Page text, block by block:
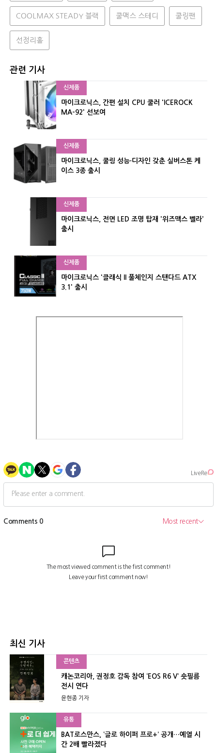
COOLMAX STEADY 블랙 쿨맥스 스테디 쿨링팬
선정리홀
관련 기사
신제품
마이크로닉스, 간편 설치 CPU 쿨러 'ICEROCK
MA-92' 선보여
신제품
마이크로닉스, 쿨링 성능·디자인 갖춘 실버스톤 케
이스 3종 출시
신제품
마이크로닉스, 전면 LED 조명 탑재 '위즈맥스 벨라'
출시
신제품
마이크로닉스 '클래식 II 풀체인지 스탠다드 ATX
3.1' 출시
최신 기사
콘텐츠
캐논코리아, 권정호 감독 참여 ‘EOS R6 V’ 숏필름
전시 연다
윤현종 기자
유통
BAT로스만스, ‘글로 하이퍼 프로+’ 공개…예열 시
간 2배 빨라졌다